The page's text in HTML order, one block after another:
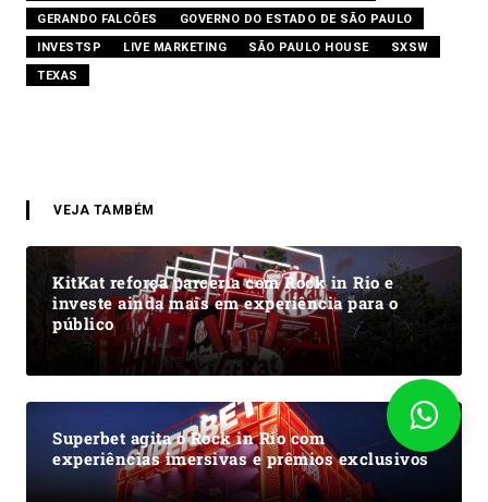
GERANDO FALCÕES
GOVERNO DO ESTADO DE SÃO PAULO
INVESTSP
LIVE MARKETING SÃO PAULO HOUSE
SXSW
TEXAS
VEJA TAMBÉM
KitKat reforça parceria com Rock in Rio e
investe ainda mais em experiência para o
público
Superbet agita o Rock in Rio com
experiências imersivas e prêmios exclusivos